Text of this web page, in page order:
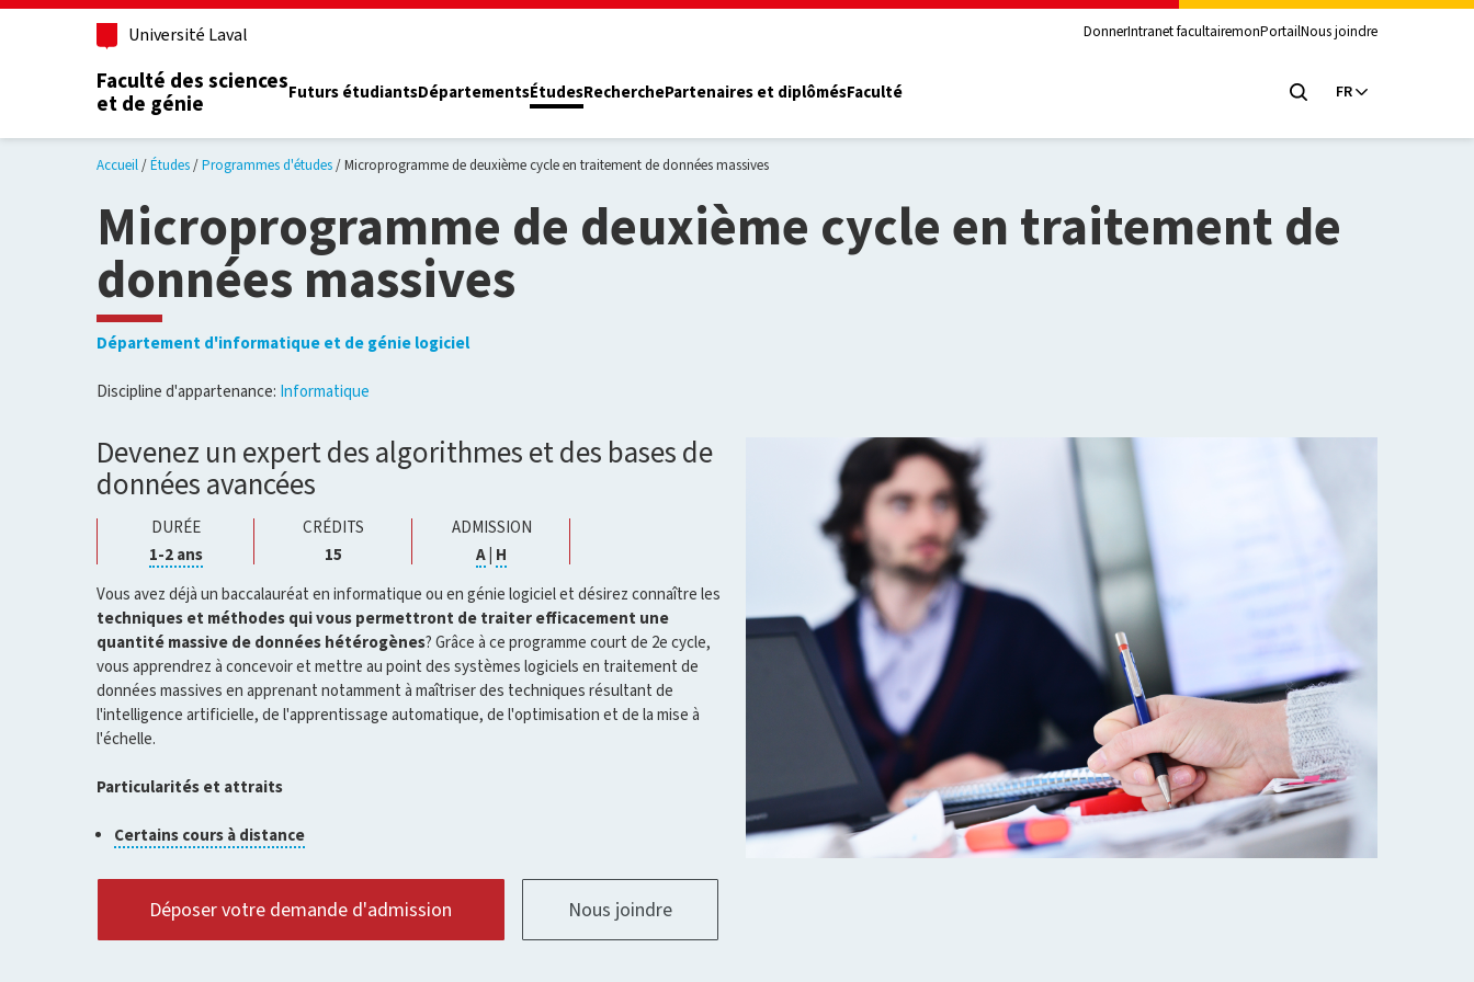
Aller au contenu principal
Université Laval DonnerIntranet facultairemonPortailNous joindre
Faculté des sciences
et de génie
Futurs étudiantsDépartementsÉtudesRecherchePartenaires et diplômésFaculté FR
Accueil Études Programmes d'études Microprogramme de deuxième cycle en traitement de données massives
Microprogramme de deuxième cycle en traitement de
données massives
Département d'informatique et de génie logiciel
Discipline d'appartenance: Informatique
Devenez un expert des algorithmes et des bases de
données avancées
DURÉE
1-2 ansCliquer
pour
ouvrir
l'infobulle
CRÉDITS
15
ADMISSION
ACliquer
pour
ouvrir
l'infobulle
| H
pour
ouvrir
l'infobulle
Vous avez déjà un baccalauréat en informatique ou en génie logiciel et désirez connaître les
techniques et méthodes qui vous permettront de traiter efficacement une
quantité massive de données hétérogènes? Grâce à ce programme court de 2e cycle,
vous apprendrez à concevoir et mettre au point des systèmes logiciels en traitement de
données massives en apprenant notamment à maîtriser des techniques résultant de
l'intelligence artificielle, de l'apprentissage automatique, de l'optimisation et de la mise à
l'échelle.
Particularités et attraits
Certains cours à distanceCliquer
pour
ouvrir
l'infobulle
Déposer votre demande d'admission Nous joindre